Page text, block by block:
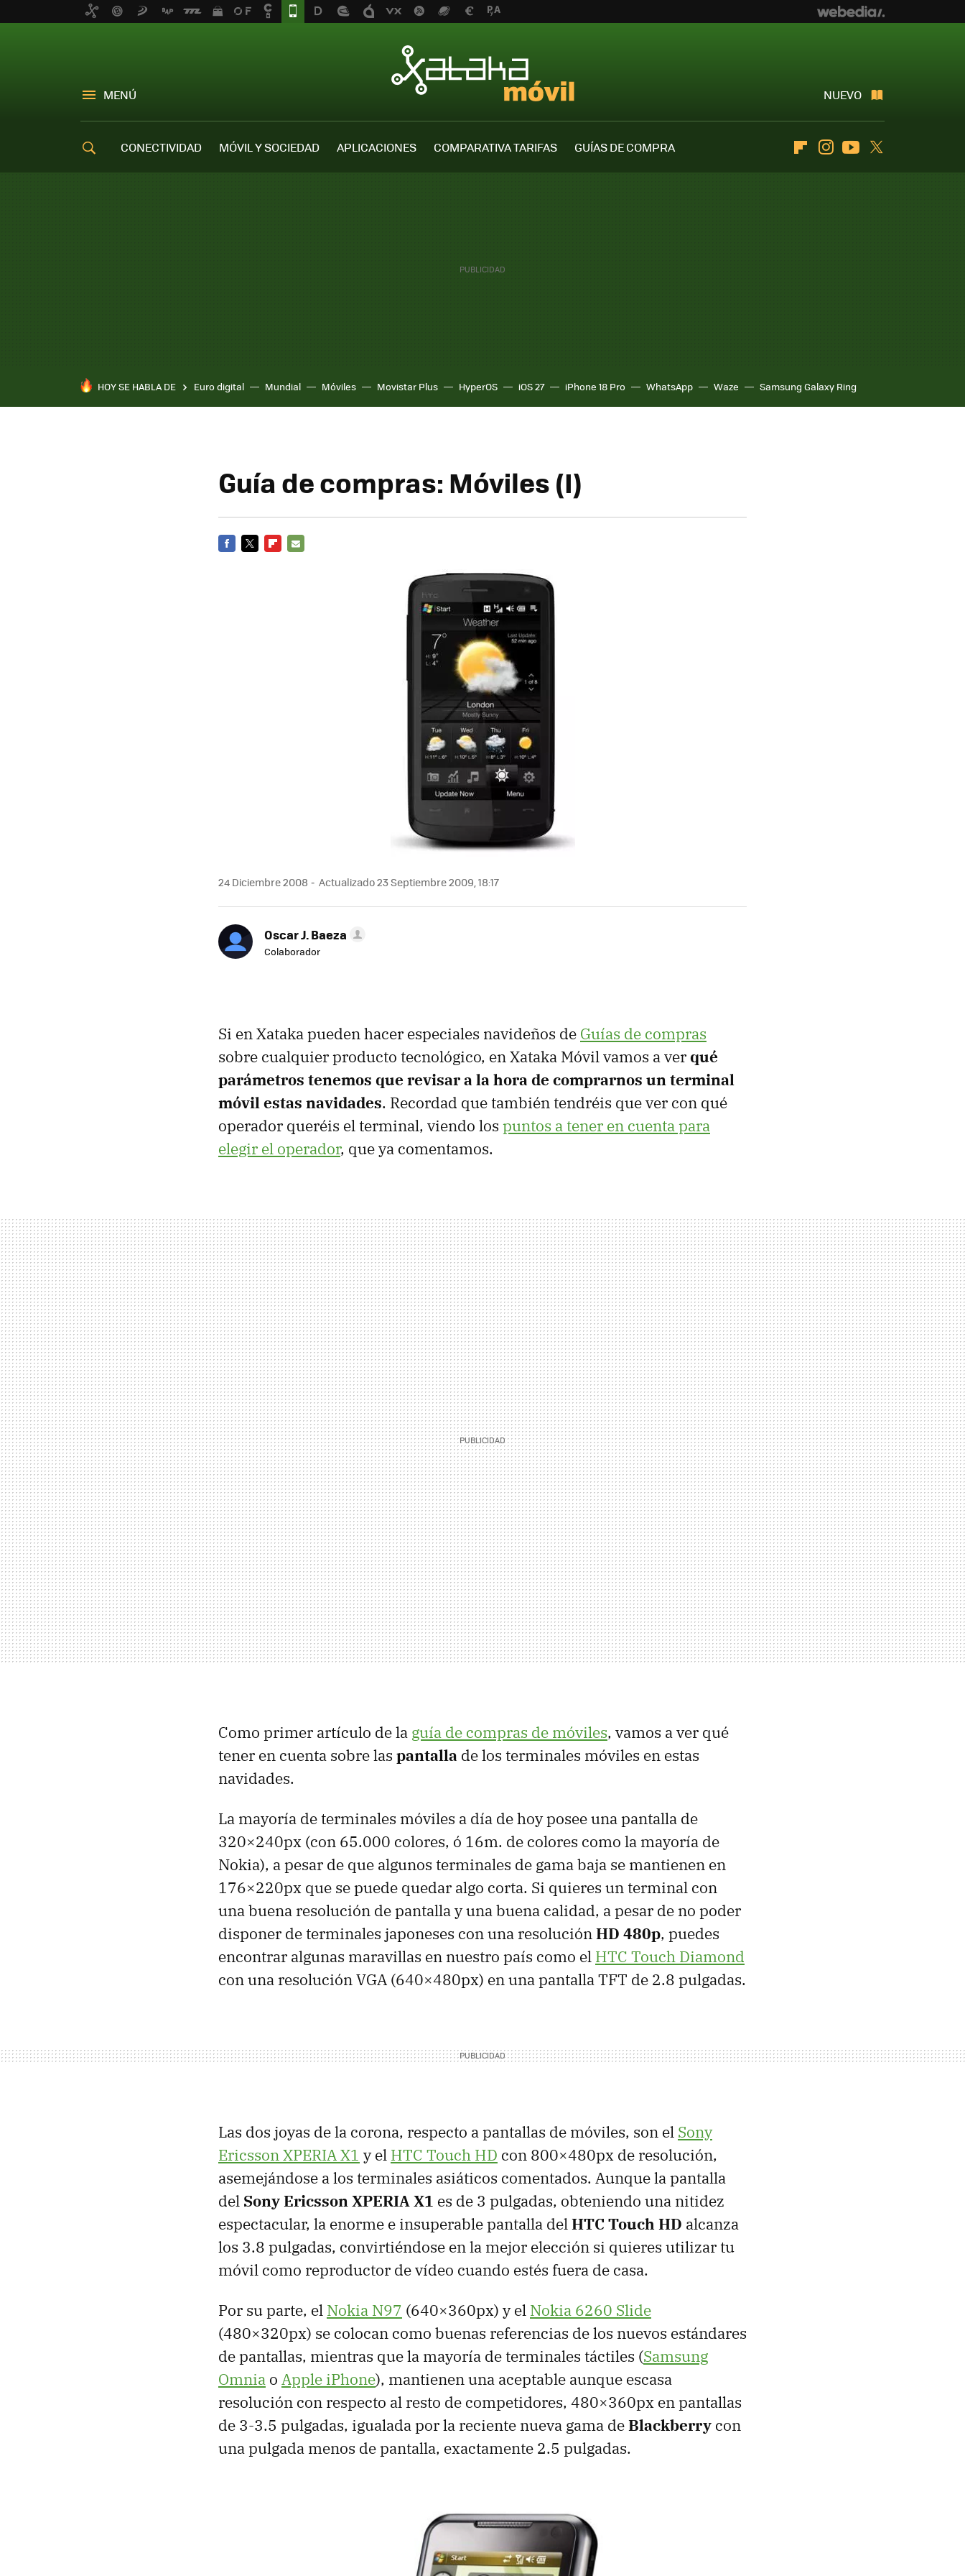
MENÚ NUEVO
CONECTIVIDAD MÓVIL Y SOCIEDAD APLICACIONES COMPARATIVA TARIFAS
GUÍAS DE COMPRA
FlipboardInstagramYoutube
HOY SE HABLA DE Euro digital Mundial Móviles Movistar Plus HyperOS iOS 27 iPhone 18 Pro WhatsApp Waze Samsung Galaxy Ring
Guía de compras: Móviles (I)
24 Diciembre 2008 Actualizado 23 Septiembre 2009, 18:17
Oscar J. Baeza
Colaborador
Si en Xataka pueden hacer especiales navideños de Guías de compras
sobre cualquier producto tecnológico, en Xataka Móvil vamos a verqué
parámetros tenemos que revisar a la hora de comprarnos un terminal
móvil estas navidades. Recordad que también tendréis que ver con qué
operador queréis el terminal, viendo los puntos a tener en cuenta para
elegir el operador, que ya comentamos.
Como primer artículo de la guía de compras de móviles, vamos a ver qué
tener en cuenta sobre las pantalla de los terminales móviles en estas
navidades.
La mayoría de terminales móviles a día de hoy posee una pantalla de
320×240px (con 65.000 colores, ó 16m. de colores como la mayoría de
Nokia), a pesar de que algunos terminales de gama baja se mantienen en
176×220px que se puede quedar algo corta. Si quieres un terminal con
una buena resolución de pantalla y una buena calidad, a pesar de no poder
disponer de terminales japoneses con una resoluciónHD 480p, puedes
encontrar algunas maravillas en nuestro país como el HTC Touch Diamond
con una resoluciónVGA (640×480px) en una pantallaTFT de 2.8 pulgadas.
Las dos joyas de la corona, respecto a pantallas de móviles, son el Sony
EricssonXPERIAX1 y el HTC Touch HD con 800×480px de resolución,
asemejándose a los terminales asiáticos comentados. Aunque la pantalla
del Sony EricssonXPERIAX1 es de 3 pulgadas, obteniendo una nitidez
espectacular, la enorme e insuperable pantalla delHTC Touch HD alcanza
los 3.8 pulgadas, convirtiéndose en la mejor elección si quieres utilizar tu
móvil como reproductor de vídeo cuando estés fuera de casa.
Por su parte, el Nokia N97 (640×360px) y el Nokia 6260 Slide
(480×320px) se colocan como buenas referencias de los nuevos estándares
de pantallas, mientras que la mayoría de terminales táctiles (Samsung
Omnia o Apple iPhone), mantienen una aceptable aunque escasa
resolución con respecto al resto de competidores, 480×360px en pantallas
de 3-3.5 pulgadas, igualada por la reciente nueva gama deBlackberry con
una pulgada menos de pantalla, exactamente 2.5 pulgadas.